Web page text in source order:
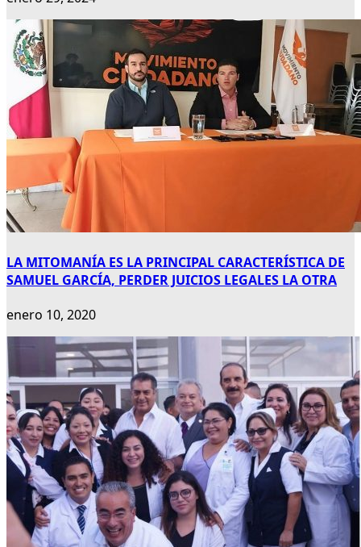
LA MITOMANÍA ES LA PRINCIPAL CARACTERÍSTICA DE
SAMUEL GARCÍA, PERDER JUICIOS LEGALES LA OTRA
enero 10, 2020